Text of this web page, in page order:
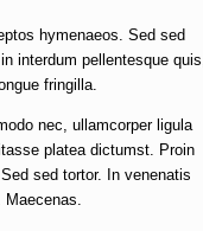
hymenaeos. Sed sed
interdum pellentesque quis,
fringilla.
nec, ullamcorper ligula
platea dictumst. Proin
sed tortor. In venenatis